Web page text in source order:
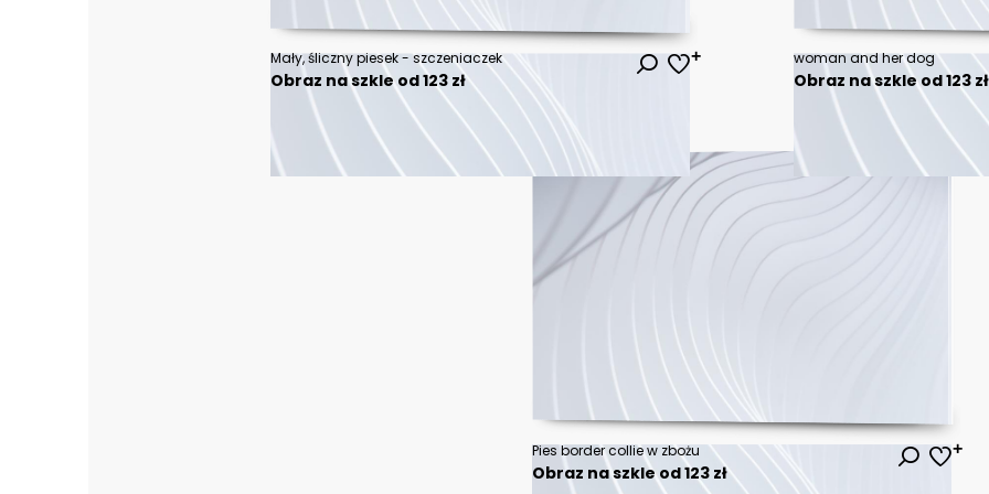
Mały, śliczny piesek - szczeniaczek
Obraz na szkle od 123 zł
woman and her dog
Obraz na szkle od 123 zł
Pies border collie w zbożu
Obraz na szkle od 123 zł